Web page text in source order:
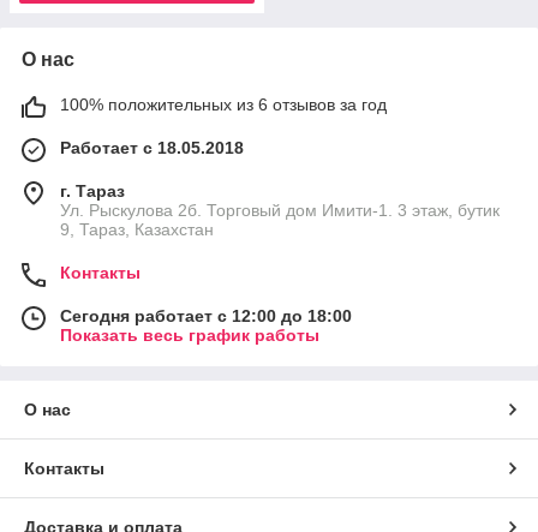
О нас
100% положительных из 6 отзывов за год
Работает с 18.05.2018
г. Тараз
Ул. Рыскулова 2б. Торговый дом Имити-1. 3 этаж, бутик
9, Тараз, Казахстан
Контакты
Сегодня работает с 12:00 до 18:00
Показать весь график работы
О нас
Контакты
Доставка и оплата